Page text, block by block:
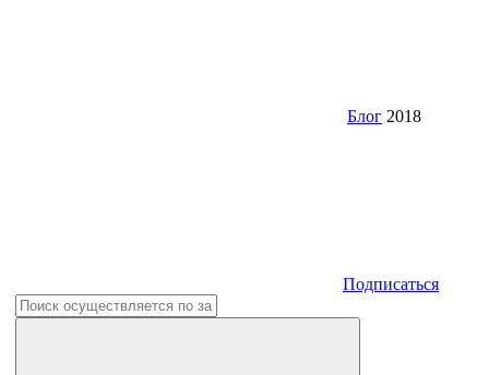
Блог 2018
Подписаться